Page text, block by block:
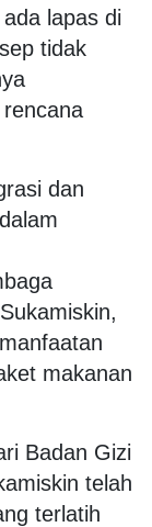
lapas di
tidak
dan
makanan
Badan Gizi
telah
terlatih